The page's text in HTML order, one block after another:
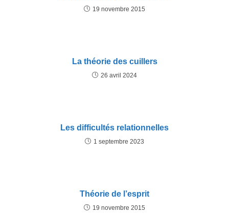
19 novembre 2015
La théorie des cuillers
26 avril 2024
Les difficultés relationnelles
1 septembre 2023
Théorie de l’esprit
19 novembre 2015